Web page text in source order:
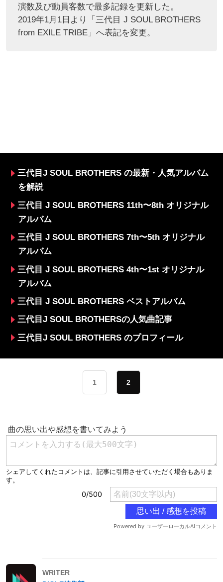
演数及び動員客数で最多記録を更新した。
2019年1月1日より「三代目 J SOUL BROTHERS
from EXILE TRIBE」へ表記を変更。
三代目J SOUL BROTHERS の最新・人気アルバム
を解説
三代目 J SOUL BROTHERS 11th〜8th オリジナル
アルバム
三代目 J SOUL BROTHERS 7th〜5th オリジナル
アルバム
三代目 J SOUL BROTHERS 4th〜1st オリジナル
アルバム
三代目 J SOUL BROTHERS ベストアルバム
三代目J SOUL BROTHERSの人気曲記事
三代目J SOUL BROTHERS のプロフィール
1 2
WRITER